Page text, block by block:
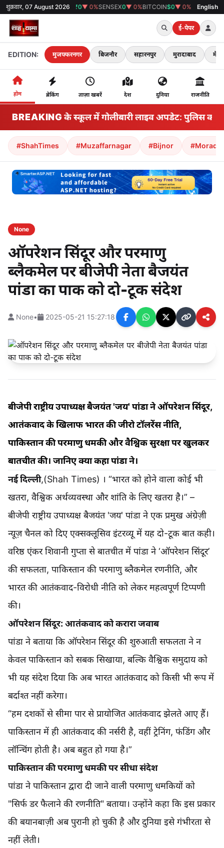
शुक्रवार, 07 August 2026
GOLD₹0▼ 0%SENSEX 0▼ 0%BITCOIN $0▼ 0% 38°Cमुजफ्फरनगरEnglish
ई-पेपर
EDITION: मुजफ्फरनगर बिजनौर सहारनपुर मुरादाबाद मेरठ
होम ब्रेकिंग ताज़ा खबरें देश दुनिया राजनीति
BREAKING
थाईलैंड के स्कूल में गोलीबारी लाइव अपडेट: पुलिस का
#ShahTimes #Muzaffarnagar #Bijnor
None
ऑपरेशन सिंदूर और परमाणु
ब्लैकमेल पर बीजेपी नेता बैजयंत
पांडा का पाक को दो-टूक संदेश
None• 2025-05-21 15:27:18
बीजेपी राष्ट्रीय उपाध्यक्ष बैजयंत 'जय' पांडा ने ऑपरेशन सिंदूर,
आतंकवाद के खिलाफ भारत की जीरो टॉलरेंस नीति,
पाकिस्तान की परमाणु धमकी और वैश्विक सुरक्षा पर खुलकर
बातचीत की। जानिए क्या कहा पांडा ने।
नई दिल्ली,(Shah Times) । “भारत को होने वाला कोई भी
खतरा, वैश्विक अर्थव्यवस्था और शांति के लिए खतरा है।” –
बीजेपी राष्ट्रीय उपाध्यक्ष बैजयंत 'जय' पांडा ने एक प्रमुख अंग्रेज़ी
न्यूज़ चैनल को दिए एक्सक्लूसिव इंटरव्यू में यह दो-टूक बात कही।
वरिष्ठ एंकर शिवानी गुप्ता से बातचीत में पांडा ने ‘ऑपरेशन सिंदूर’
की सफलता, पाकिस्तान की परमाणु ब्लैकमेल रणनीति, और
भारत की आतंकवाद-विरोधी नीति को लेकर महत्वपूर्ण टिप्पणी
की।
ऑपरेशन सिंदूर: आतंकवाद को करारा जवाब
पांडा ने बताया कि ऑपरेशन सिंदूर की शुरुआती सफलता ने न
केवल पाकिस्तान को सबक सिखाया, बल्कि वैश्विक समुदाय को
भी यह संदेश दिया कि अब भारत आतंकवाद को किसी भी रूप में
बर्दाश्त नहीं करेगा।
“हम दशकों से सीमा पार से प्रायोजित आतंकवाद झेलते आए हैं।
पाकिस्तान में ही आतंकवाद की नर्सरी है, वहीं ट्रेनिंग, फंडिंग और
लॉन्चिंग होती है। अब बहुत हो गया है।”
पाकिस्तान की परमाणु धमकी पर सीधा संदेश
पांडा ने पाकिस्तान द्वारा दी जाने वाली परमाणु धमकियों को
"सिर्फ डर फैलाने की रणनीति" बताया। उन्होंने कहा कि इस प्रकार
की बयानबाज़ी अब पुरानी हो चुकी है और दुनिया इसे गंभीरता से
नहीं लेती।